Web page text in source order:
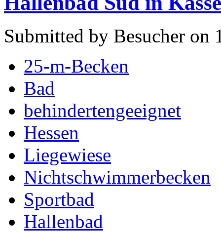
Submitted by Besucher on
25-m-Becken
Bad
behindertengeeignet
Hessen
Liegewiese
Nichtschwimmerbecken
Sportbad
Hallenbad